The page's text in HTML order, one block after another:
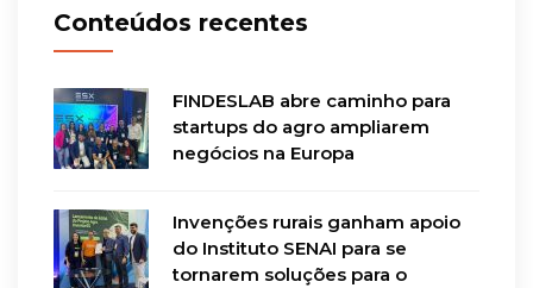
Conteúdos recentes
FINDESLAB abre caminho para
startups do agro ampliarem
negócios na Europa
Invenções rurais ganham apoio
do Instituto SENAI para se
tornarem soluções para o